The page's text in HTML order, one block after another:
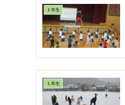
１年生
１年生